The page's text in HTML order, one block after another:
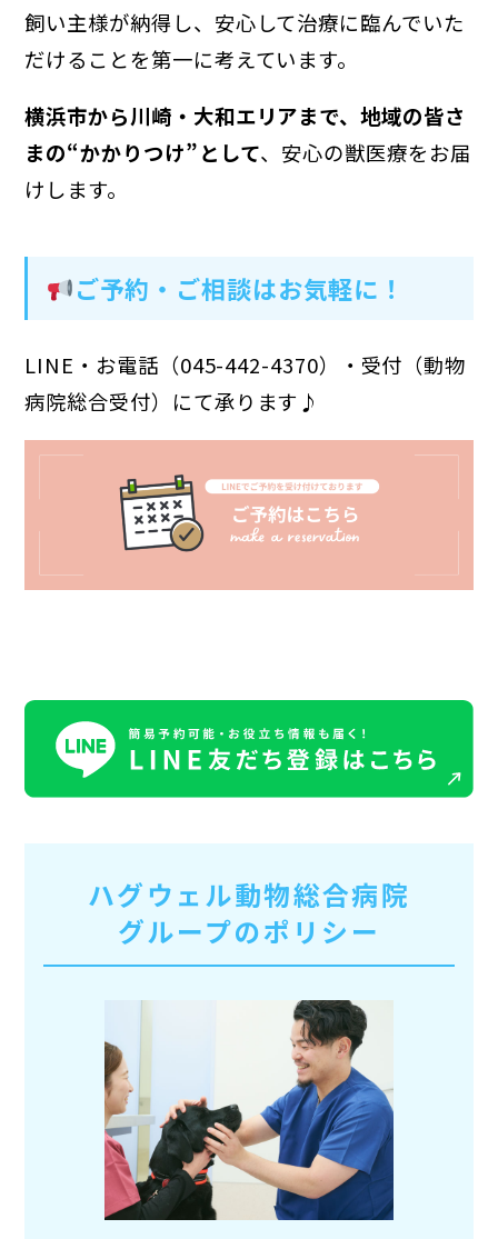
飼い主様が納得し、安心して治療に臨んでいた
だけることを第一に考えています。
横浜市から川崎・大和エリアまで、地域の皆さ
まの“かかりつけ”として、安心の獣医療をお届
けします。
ご予約・ご相談はお気軽に！
LINE・お電話（045-442-4370）・受付（動物
病院総合受付）にて承ります♪
ハグウェル動物総合病院
グループのポリシー